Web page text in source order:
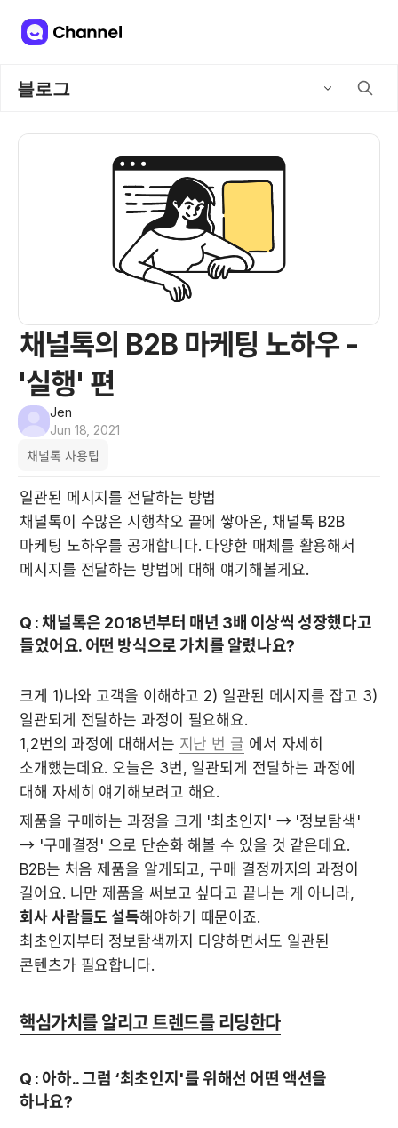
블로그
채널톡의 B2B 마케팅 노하우 -
'실행' 편
Jen
Jun 18, 2021
채널톡 사용팁
일관된 메시지를 전달하는 방법
채널톡이 수많은 시행착오 끝에 쌓아온, 채널톡 B2B
마케팅 노하우를 공개합니다. 다양한 매체를 활용해서
메시지를 전달하는 방법에 대해 얘기해볼게요.
Q : 채널톡은 2018년부터 매년 3배 이상씩 성장했다고
들었어요. 어떤 방식으로 가치를 알렸나요?
크게 1)나와 고객을 이해하고 2) 일관된 메시지를 잡고 3)
일관되게 전달하는 과정이 필요해요.
1,2번의 과정에 대해서는 지난 번 글 에서 자세히
소개했는데요. 오늘은 3번, 일관되게 전달하는 과정에
대해 자세히 얘기해보려고 해요.
제품을 구매하는 과정을 크게 '최초인지' → '정보탐색'
→ '구매결정' 으로 단순화 해볼 수 있을 것 같은데요.
B2B는 처음 제품을 알게되고, 구매 결정까지의 과정이
회사 사람들도 설득해야하기 때문이죠.
최초인지부터 정보탐색까지 다양하면서도 일관된
콘텐츠가 필요합니다.
핵심가치를 알리고 트렌드를 리딩한다
Q : 아하.. 그럼 ‘최초인지'를 위해선 어떤 액션을
하나요?